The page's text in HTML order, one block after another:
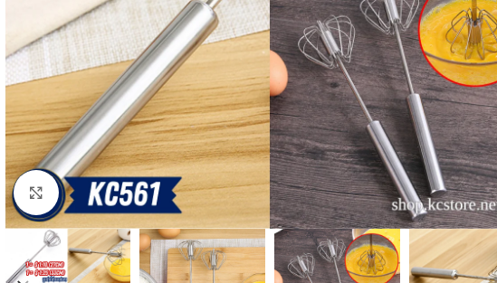
Click to enlarge